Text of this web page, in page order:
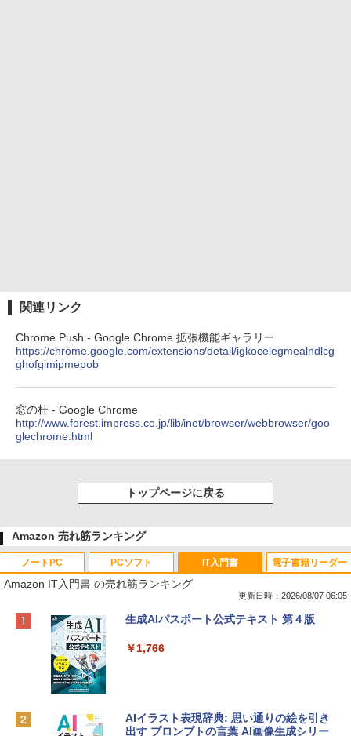
関連リンク
Chrome Push - Google Chrome 拡張機能ギャラリー
https://chrome.google.com/extensions/detail/igkocelegmealndlcg
ghofgimipmepob
窓の杜 - Google Chrome
http://www.forest.impress.co.jp/lib/inet/browser/webbrowser/goo
glechrome.html
トップページに戻る
Amazon 売れ筋ランキング
ノートPC
Apple 2026 MacBook Neo A18 Proチッ
e Intelligence、Liquid Retinaディスプ
￥162,598
PCソフト
Robloxギフトカード - 800 Robux 【限
インゲームコード】 ロブロックス | オン
Microsoft Office Home & Business 202
IT入門書
Amazon IT入門書 の売れ筋ランキング
更新日時：2026/08/07 06:05
生成AIパスポート公式テキスト 第４版
￥1,766
AIイラスト表現辞典: 思い通りの絵を引き
出す プロンプトの言葉 AI画像生成シリー
電子書籍リーダー